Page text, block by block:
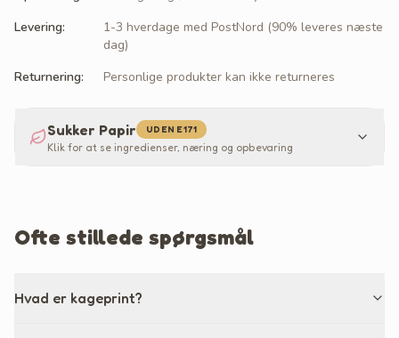
Levering:
1-3 hverdage med PostNord (90% leveres næste
dag)
Returnering: Personlige produkter kan ikke returneres
Sukker Papir UDEN E171
Klik for at se ingredienser, næring og opbevaring
Ofte stillede spørgsmål
Hvad er kageprint?